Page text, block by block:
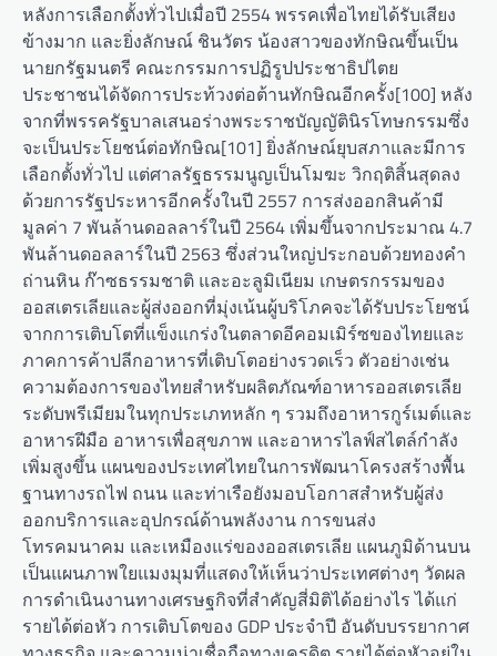
หลังการเลือกตั้งทั่วไปเมื่อปี 2554 พรรคเพื่อไทยได้รับเสียง
ข้างมาก และยิ่งลักษณ์ ชินวัตร น้องสาวของทักษิณขึ้นเป็น
นายกรัฐมนตรี คณะกรรมการปฏิรูปประชาธิปไตย
ประชาชนได้จัดการประท้วงต่อต้านทักษิณอีกครั้ง[100] หลัง
จากที่พรรครัฐบาลเสนอร่างพระราชบัญญัตินิรโทษกรรมซึ่ง
จะเป็นประโยชน์ต่อทักษิณ[101] ยิ่งลักษณ์ยุบสภาและมีการ
เลือกตั้งทั่วไป แต่ศาลรัฐธรรมนูญเป็นโมฆะ วิกฤติสิ้นสุดลง
ด้วยการรัฐประหารอีกครั้งในปี 2557 การส่งออกสินค้ามี
มูลค่า 7 พันล้านดอลลาร์ในปี 2564 เพิ่มขึ้นจากประมาณ 4.7
พันล้านดอลลาร์ในปี 2563 ซึ่งส่วนใหญ่ประกอบด้วยทองคำ
ถ่านหิน ก๊าซธรรมชาติ และอะลูมิเนียม เกษตรกรรมของ
ออสเตรเลียและผู้ส่งออกที่มุ่งเน้นผู้บริโภคจะได้รับประโยชน์
จากการเติบโตที่แข็งแกร่งในตลาดอีคอมเมิร์ซของไทยและ
ภาคการค้าปลีกอาหารที่เติบโตอย่างรวดเร็ว ตัวอย่างเช่น
ความต้องการของไทยสำหรับผลิตภัณฑ์อาหารออสเตรเลีย
ระดับพรีเมียมในทุกประเภทหลัก ๆ รวมถึงอาหารกูร์เมต์และ
อาหารฝีมือ อาหารเพื่อสุขภาพ และอาหารไลฟ์สไตล์กำลัง
เพิ่มสูงขึ้น แผนของประเทศไทยในการพัฒนาโครงสร้างพื้น
ฐานทางรถไฟ ถนน และท่าเรือยังมอบโอกาสสำหรับผู้ส่ง
ออกบริการและอุปกรณ์ด้านพลังงาน การขนส่ง
โทรคมนาคม และเหมืองแร่ของออสเตรเลีย แผนภูมิด้านบน
เป็นแผนภาพใยแมงมุมที่แสดงให้เห็นว่าประเทศต่างๆ วัดผล
การดำเนินงานทางเศรษฐกิจที่สำคัญสี่มิติได้อย่างไร ได้แก่
รายได้ต่อหัว การเติบโตของ GDP ประจำปี อันดับบรรยากาศ